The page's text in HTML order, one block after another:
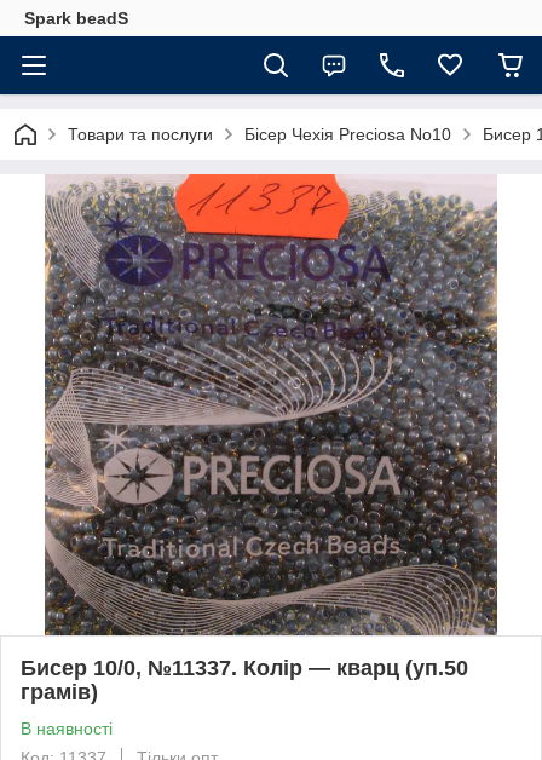
Spark beadS
Товари та послуги Бісер Чехія Preciosa No10 Бисер
Бисер 10/0, №11337. Колір — кварц (уп.50
грамів)
В наявності